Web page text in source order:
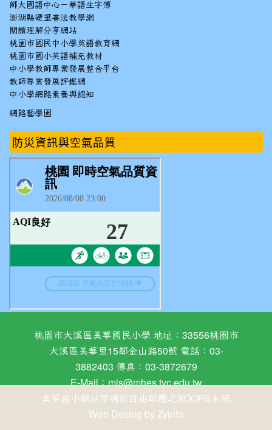
師大國語中心－華語生字簿
澎湖縣硬筆書法教學網
閱讀理解分享網站
桃園市國民中小學英語教育網
桃園市國小英語補充教材
中小學教師專業發展整合平台
教師專業發展評鑑網
中小學網路素養與認知
網路藝學園
防災資訊與空氣品質
桃園市大溪區美華國民小學 地址：33556桃園市
大溪區美華里15鄰金山路50號 電話：03-
3882403 傳真：03-3872679
E-Mail：mis@mhes.tyc.edu.tw
美華國小網站架構於自由軟體之XOOPS系統
Web Desing by Zyinfo